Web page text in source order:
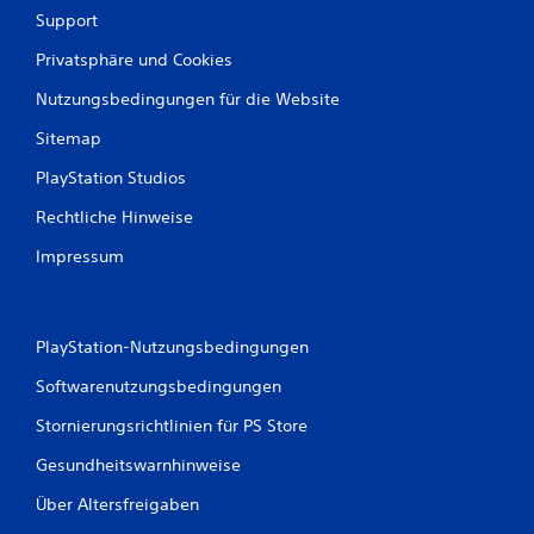
Support
Privatsphäre und Cookies
Nutzungsbedingungen für die Website
Sitemap
PlayStation Studios
Rechtliche Hinweise
Impressum
PlayStation-Nutzungsbedingungen
Softwarenutzungsbedingungen
Stornierungsrichtlinien für PS Store
Gesundheitswarnhinweise
Über Altersfreigaben